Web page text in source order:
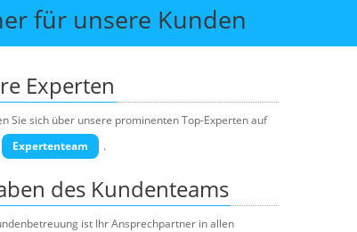
für unsere Kunden
Experten
Sie sich über unsere prominenten Top-Experten auf
Expertenteam .
des Kundenteams
ist Ihr Ansprechpartner in allen